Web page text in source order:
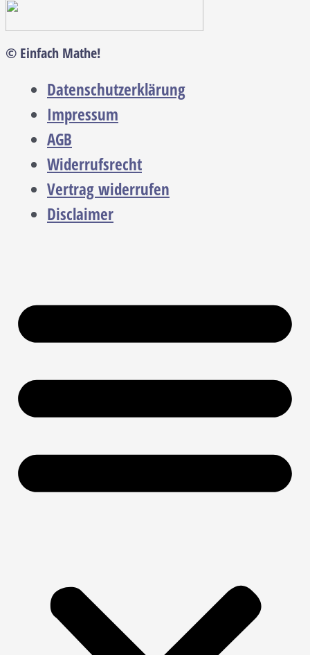
© Einfach Mathe!
Datenschutzerklärung
Impressum
AGB
Widerrufsrecht
Vertrag widerrufen
Disclaimer